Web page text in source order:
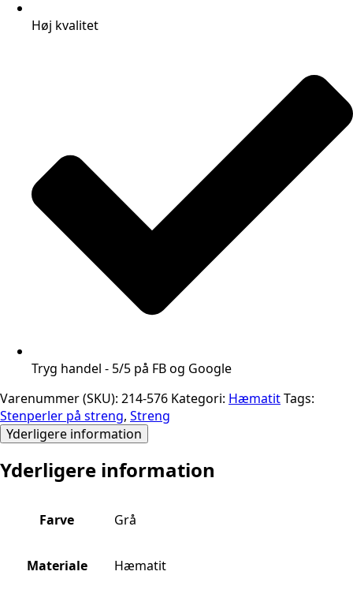
Høj kvalitet
Tryg handel - 5/5 på FB og Google
Varenummer (SKU): 214-576 Kategori: HæmatitTags:
Stenperler på streng, Streng
Yderligere information
Yderligere information
Farve Grå
Materiale Hæmatit